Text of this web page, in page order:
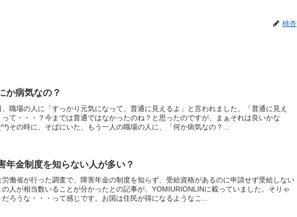
桃杏
か病気なの？
、職場の人に「すっかり元気になって、普通に見えるよ」と言われました。「普通に見え
って・・・？今までは普通ではなかったのね？と思ったのですが、まぁそれは良いかな
その時に、そばにいた、もう一人の職場の人に、「何か病気なの？...
年金制度を知らない人が多い？
労働省が行った調査で、障害年金の制度を知らず、受給資格があるのに申請せず受給しない
の人が相当数いることが分かったとの記事が、YOMIURIONLINに載っていました。そりゃ
だろうな・・・って感じです。お国は住民が得になるようなこ...